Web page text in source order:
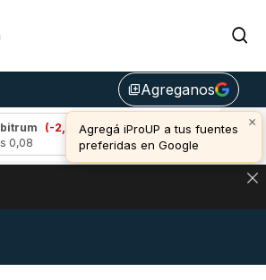
library_addAgreganos
×
Agregá iProUP a tus fuentes
preferidas en Google
2,67%)
Bitcoin
(-0,65%)
u$s 64.413,00
SEÑAL DEFINE LOS PRECIOS DE